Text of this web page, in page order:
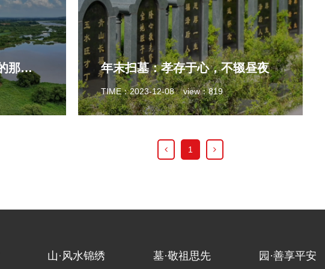
关于祭祀扫墓，你该知道的那些事 年末扫墓：孝存于心，不辍昼夜
TIME：2023-12-08 view：819
1
山·风水锦绣 墓·敬祖思先 园·善享平安